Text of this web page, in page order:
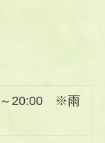
～20:00 ※雨